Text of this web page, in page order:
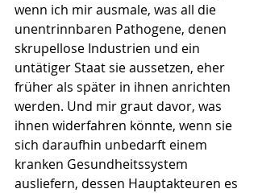
wenn ich mir ausmale, was all die
unentrinnbaren Pathogene, denen
skrupellose Industrien und ein
untätiger Staat sie aussetzen, eher
früher als später in ihnen anrichten
werden. Und mir graut davor, was
ihnen widerfahren könnte, wenn sie
sich daraufhin unbedarft einem
kranken Gesundheitssystem
ausliefern, dessen Hauptakteuren es